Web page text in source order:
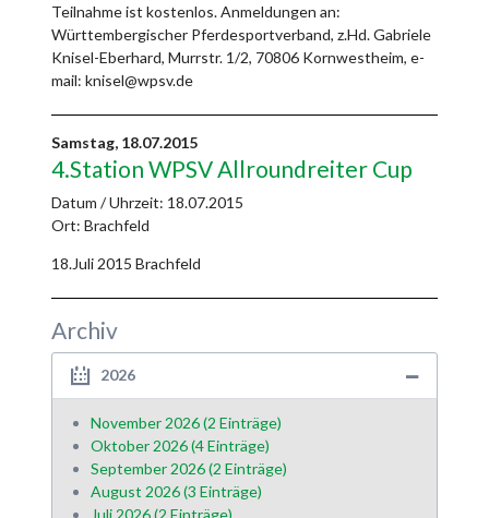
Teilnahme ist kostenlos. Anmeldungen an:
Württembergischer Pferdesportverband, z.Hd. Gabriele
Knisel-Eberhard, Murrstr. 1/2, 70806 Kornwestheim, e-
mail: knisel@wpsv.de
Samstag, 18.07.2015
4.Station WPSV Allroundreiter Cup
Datum / Uhrzeit: 18.07.2015
Ort: Brachfeld
18.Juli 2015 Brachfeld
Archiv
2026
November 2026 (2 Einträge)
Oktober 2026 (4 Einträge)
September 2026 (2 Einträge)
August 2026 (3 Einträge)